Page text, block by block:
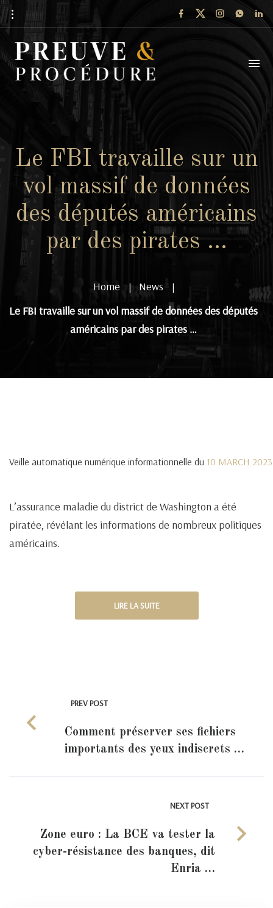
Le FBI travaille sur un
vol massif de données
des députés américains
par des pirates …
Home |News |
Le FBI travaille sur un vol massif de données des députés
américains par des pirates …
Veille automatique numérique informationnelle du 10 MARCH 2023
L’assurance maladie du district de Washington a été
piratée, révélant les informations de nombreux politiques
américains.
LIRE LA SUITE
PREV POST
Comment préserver ses fichiers
importants des yeux indiscrets …
NEXT POST
Zone euro : La BCE va tester la
cyber-résistance des banques, dit
Enria …